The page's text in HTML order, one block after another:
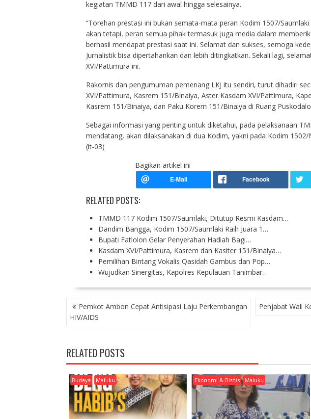
kegiatan TMMD 117 dari awal hingga selesainya.
“Torehan prestasi ini bukan semata-mata peran Kodim 1507/
akan tetapi, peran semua pihak termasuk juga media dalam
berhasil mendapat prestasi saat ini. Selamat dan sukses, semoga
Jurnalistik bisa dipertahankan dan lebih ditingkatkan. Sekali lagi,
XVI/Pattimura ini.
Rakornis dan pengumuman pemenang LKJ itu sendiri, turut dihadiri
XVI/Pattimura, Kasrem 151/Binaiya, Aster Kasdam XVI/Pattimura,
Kasrem 151/Binaiya, dan Paku Korem 151/Binaiya di Ruang
Sebagai informasi yang penting untuk diketahui, pada pelaksanaan
mendatang, akan dilaksanakan di dua Kodim, yakni pada Kodim
(it-03)
Bagikan artikel ini
RELATED POSTS:
TMMD 117 Kodim 1507/Saumlaki, Ditutup Resmi Kasdam…
Dandim Bangga, Kodim 1507/Saumlaki Raih Juara 1…
Bupati Fatlolon Gelar Penyerahan Hadiah Bagi…
Kasdam XVI/Pattimura, Kasrem dan Kasiter 151/Binaiya…
Pemilihan Bintang Vokalis Qasidah Gambus dan Pop…
Wujudkan Sinergitas, Kapolres Kepulauan Tanimbar…
P
O
S
N
A
V
G
A
T
Pemkot Ambon Cepat Antisipasi Laju Perkembangan
HIV/AIDS
Penjabat Wali
RELATED POSTS
Budaya Maluku Ekonomi & Bisnis Maluku